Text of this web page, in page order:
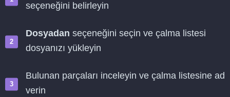
seçeneğini belirleyin
Dosyadan seçeneğini seçin ve çalma listesi
dosyanızı yükleyin
Bulunan parçaları inceleyin ve çalma listesine ad
verin